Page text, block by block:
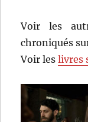
Voir les
chroniqués
Voir leslivres